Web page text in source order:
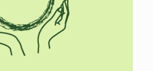
meer